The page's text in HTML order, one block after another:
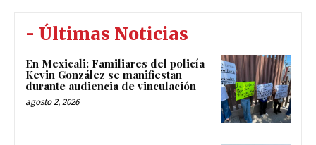
- Últimas Noticias
En Mexicali: Familiares del policía
Kevin González se manifiestan
durante audiencia de vinculación
agosto 2, 2026